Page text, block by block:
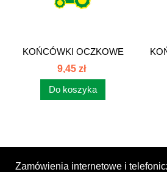
KOŃCÓWKI OCZKOWE
Z OTWOREM POD...
9,45 zł
Do koszyka
Zamówienia internetowe i